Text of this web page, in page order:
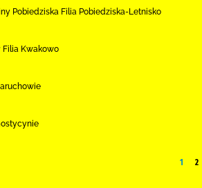
Pobiedziska Filia Pobiedziska-Letnisko
Filia Kwakowo
1 2